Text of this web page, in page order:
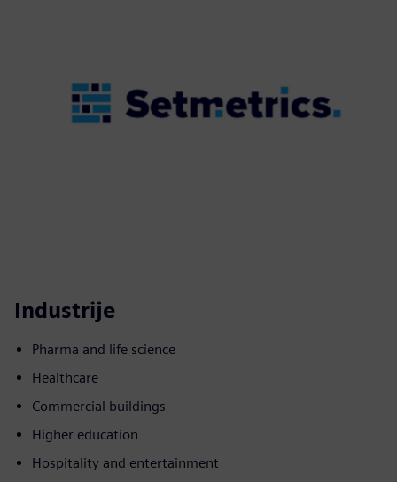
Industrije
Pharma and life science
Healthcare
Commercial buildings
Higher education
Hospitality and entertainment